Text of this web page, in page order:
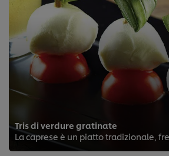
Tris di verdure gratinate